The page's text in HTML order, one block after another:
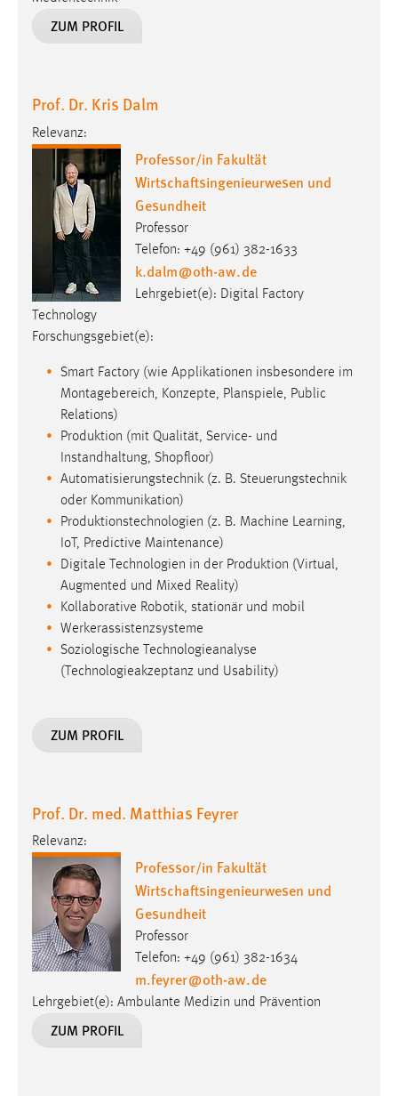
ZUM PROFIL
Prof. Dr. Kris Dalm
Relevanz:
Professor/in Fakultät
Wirtschaftsingenieurwesen und
Gesundheit
Professor
Telefon: +49 (961) 382-1633
k.dalm@oth-aw.de
Lehrgebiet(e): Digital Factory
Technology
Forschungsgebiet(e):
Smart Factory (wie Applikationen insbesondere im
Montagebereich, Konzepte, Planspiele, Public
Relations)
Produktion (mit Qualität, Service- und
Instandhaltung, Shopfloor)
Automatisierungstechnik (z. B. Steuerungstechnik
oder Kommunikation)
Produktionstechnologien (z. B. Machine Learning,
IoT, Predictive Maintenance)
Digitale Technologien in der Produktion (Virtual,
Augmented und Mixed Reality)
Kollaborative Robotik, stationär und mobil
Werkerassistenzsysteme
Soziologische Technologieanalyse
(Technologieakzeptanz und Usability)
ZUM PROFIL
Prof. Dr. med. Matthias Feyrer
Relevanz:
Professor/in Fakultät
Wirtschaftsingenieurwesen und
Gesundheit
Professor
Telefon: +49 (961) 382-1634
m.feyrer@oth-aw.de
Lehrgebiet(e): Ambulante Medizin und Prävention
ZUM PROFIL